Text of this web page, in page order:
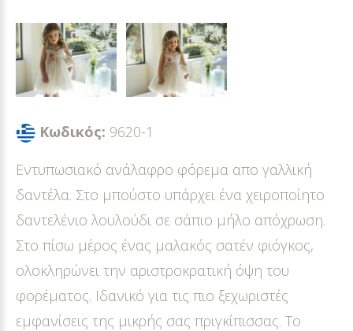
Κωδικός: 9620-1
Εντυπωσιακό ανάλαφρο φόρεμα απο γαλλική
δαντέλα. Στο μπούστο υπάρχει ένα χειροποίητο
δαντελένιο λουλούδι σε σάπιο μήλο απόχρωση.
Στο πίσω μέρος ένας μαλακός σατέν φιόγκος,
ολοκληρώνει την αριστροκρατική όψη του
φορέματος. Ιδανικό για τις πιο ξεχωριστές
εμφανίσεις της μικρής σας πριγκίπισσας. Το